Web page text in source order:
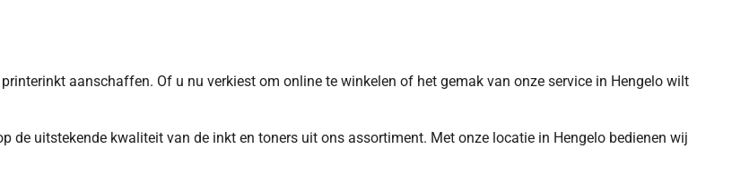
aanschaffen. Of u nu verkiest om online te winkelen of het gemak van onze service in Hengelo wilt
de uitstekende kwaliteit van de inkt en toners uit ons assortiment. Met onze locatie in Hengelo bedienen wij